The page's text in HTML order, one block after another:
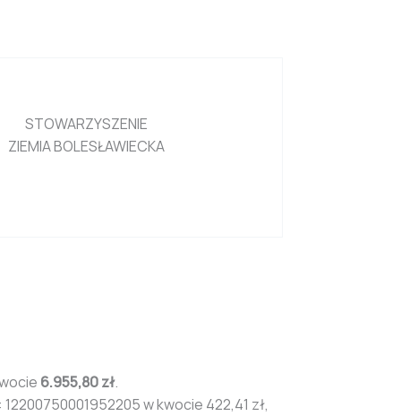
STOWARZYSZENIE
ZIEMIA BOLESŁAWIECKA
6.955,80 zł.
w kwocie 422,41 zł,